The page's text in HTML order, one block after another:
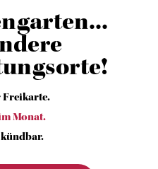
Freikarte.
Monat.
kündbar.